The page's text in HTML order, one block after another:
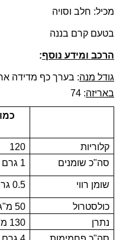
מכיל: חלב וסויה
בטעם קרם בננה
הרכב ומידע נוסף:
גודל מנה: בערך כף מדידה אחת
באריזה: 74
קלוריות
120
סה"כ שומנים
1 גרם
שומן רווי 0.5 גרם
כולסטרול 50 מ"ג
נתרן
130 מ"ג